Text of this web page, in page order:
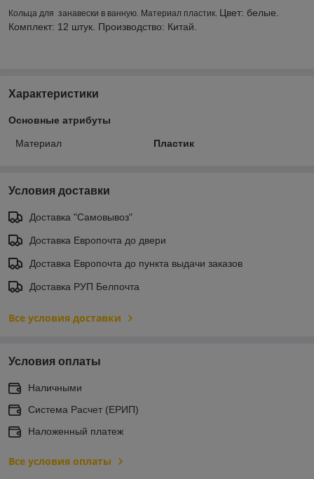
Кольца для занавески в ванную. Материал пластик. Цвет: белые.
Комплект: 12 штук. Производство: Китай.
Характеристики
Основные атрибуты
Материал Пластик
Условия доставки
Доставка "Самовывоз"
Доставка Европочта до двери
Доставка Европочта до пункта выдачи заказов
Доставка РУП Белпочта
Все условия доставки
Условия оплаты
Наличными
Система Расчет (ЕРИП)
Наложенный платеж
Все условия оплаты